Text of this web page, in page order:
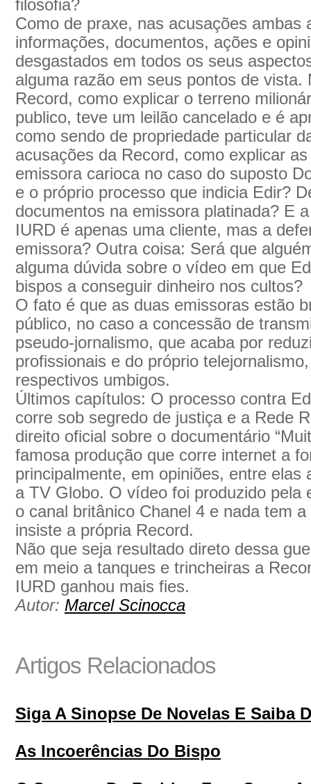
filosofia?
Como de praxe, nas acusações ambas
informações, documentos, ações e
desgastados em todos os seus
alguma razão em seus pontos de vista.
Record, como explicar o terreno
publico, teve um leilão cancelado e é
como sendo de propriedade particular
acusações da Record, como explicar
emissora carioca no caso do suposto
e o próprio processo que indicia Edir?
documentos na emissora platinada? E
IURD é apenas uma cliente, mas a
emissora? Outra coisa: Será que
alguma dúvida sobre o vídeo em que
bispos a conseguir dinheiro nos cultos?
O fato é que as duas emissoras estão
público, no caso a concessão de
pseudo-jornalismo, que acaba por
profissionais e do próprio
respectivos umbigos.
Últimos capítulos: O processo contra
corre sob segredo de justiça e a Rede
direito oficial sobre o documentário
famosa produção que corre internet a
principalmente, em opiniões, entre elas
a TV Globo. O vídeo foi produzido pela
o canal britânico Chanel 4 e nada tem
insiste a própria Record.
Não que seja resultado direto dessa
em meio a tanques e trincheiras a
IURD ganhou mais fies.
Autor: Marcel Scinocca
Artigos Relacionados
Siga A Sinopse De Novelas E Saiba
As Incoerências Do Bispo